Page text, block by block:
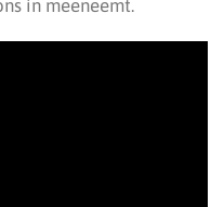
in meeneemt.